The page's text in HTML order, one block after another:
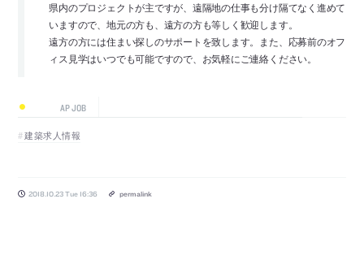
県内のプロジェクトが主ですが、遠隔地の仕事も分け隔てなく進めて
いますので、地元の方も、遠方の方も等しく歓迎します。
遠方の方には住まい探しのサポートを致します。また、応募前のオフ
ィス見学はいつでも可能ですので、お気軽にご連絡ください。
AP JOB
建築求人情報
2018.10.23 Tue 16:36 permalink